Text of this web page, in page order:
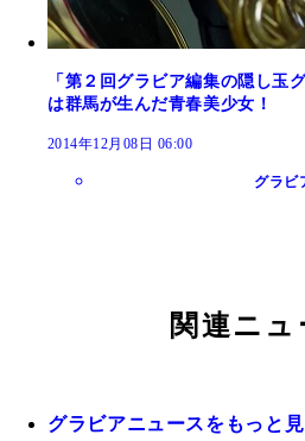
「第２回グラビア編集の隠し玉
は群馬が生んだ青春美少女！
2014年12月08日 06:00
グラビ
関連ニュ
グラビアニュースをもっと